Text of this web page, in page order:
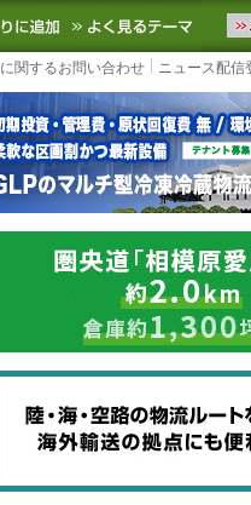
物流ニュースをお届けし
お気に入りに追加 よ
関するお問い合わせ ニュース配信